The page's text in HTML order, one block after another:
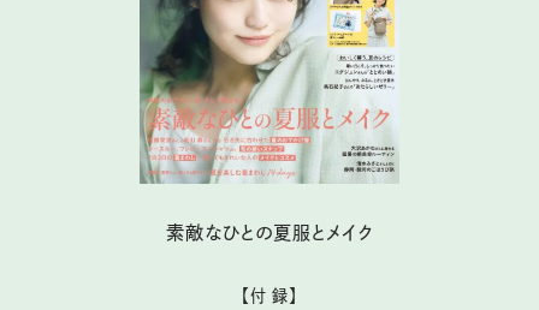
素敵なひとの夏服とメイク
【付 録】